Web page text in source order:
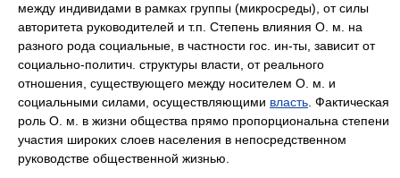
между индивидами в рамках группы (микросреды), от силы
авторитета руководителей и т.п. Степень влияния О. м. на
разного рода социальные, в частности гос. ин-ты, зависит от
социально-политич. структуры власти, от реального
отношения, существующего между носителем О. м. и
социальными силами, осуществляющими власть . Фактическая
роль О. м. в жизни общества прямо пропорциональна степени
участия широких слоев населения в непосредственном
руководстве общественной жизнью.